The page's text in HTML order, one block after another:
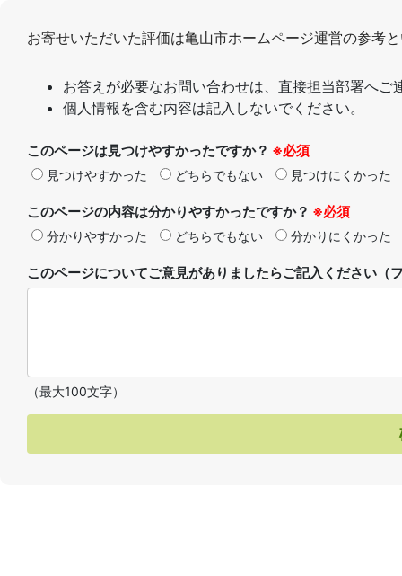
お寄せいただいた評価は亀山市ホームページ運営の参考
お答えが必要なお問い合わせは、直接担当部署へご
個人情報を含む内容は記入しないでください。
このページは見つけやすかったですか？ ※必須
見つけやすかった どちらでもない 見つけにくかった
このページの内容は分かりやすかったですか？ ※必須
分かりやすかった どちらでもない 分かりにくかった
このページについてご意見がありましたらご記入ください
（最大100文字）